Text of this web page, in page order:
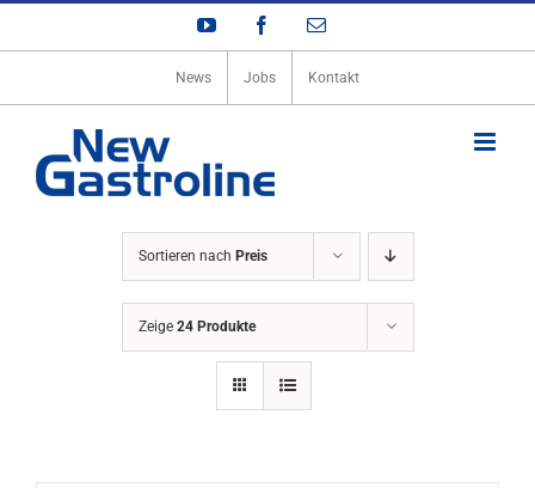
Zum
YouTube Facebook
E-
News Jobs Kontakt
Sortieren nach Preis
Zeige 24 Produkte